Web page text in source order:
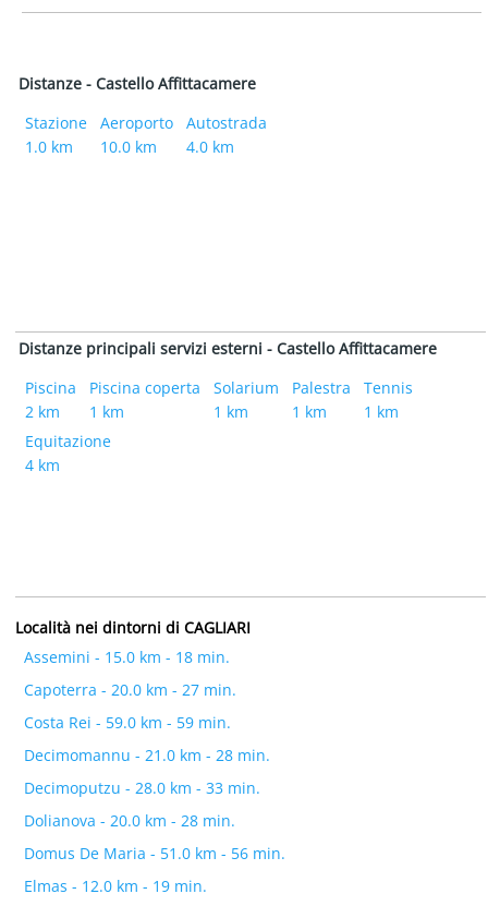
Distanze - Castello Affittacamere
Stazione
1.0 km
Aeroporto
10.0 km
Autostrada
4.0 km
Distanze principali servizi esterni - Castello Affittacamere
Piscina
2 km
Piscina coperta
1 km
Solarium
1 km
Palestra
1 km
Tennis
1 km
Equitazione
4 km
Località nei dintorni di CAGLIARI
Assemini - 15.0 km - 18 min.
Capoterra - 20.0 km - 27 min.
Costa Rei - 59.0 km - 59 min.
Decimomannu - 21.0 km - 28 min.
Decimoputzu - 28.0 km - 33 min.
Dolianova - 20.0 km - 28 min.
Domus De Maria - 51.0 km - 56 min.
Elmas - 12.0 km - 19 min.